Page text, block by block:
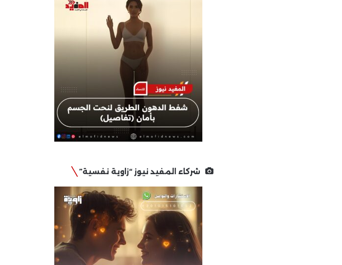
شركاء المفيد نيوز “زاوية نفسية”